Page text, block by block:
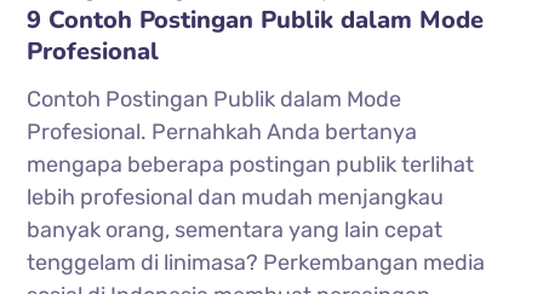
9 Contoh Postingan Publik dalam Mode
Profesional
Contoh Postingan Publik dalam Mode
Profesional. Pernahkah Anda bertanya
mengapa beberapa postingan publik terlihat
lebih profesional dan mudah menjangkau
banyak orang, sementara yang lain cepat
tenggelam di linimasa? Perkembangan media